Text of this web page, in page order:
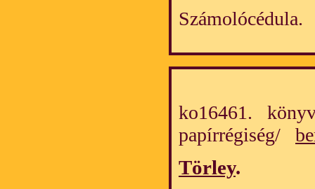
Számolócédula.
ko16461.
papírrégiség/
Törley.